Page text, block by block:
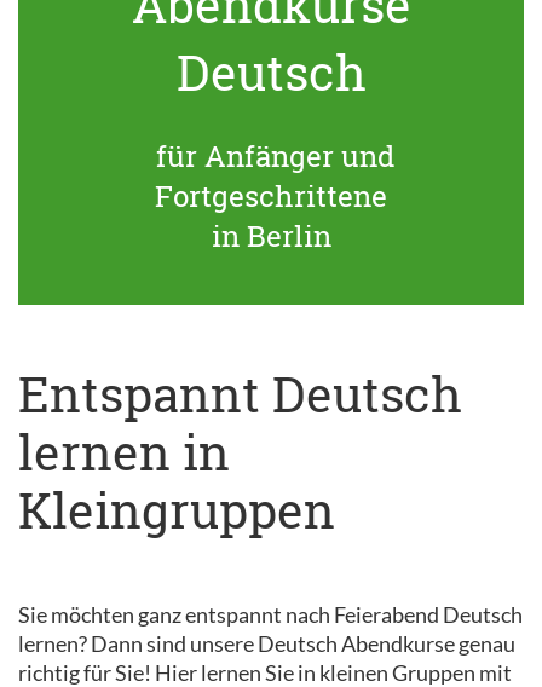
Deutsch
für Anfänger und
Fortgeschrittene
in Berlin
Entspannt Deutsch
lernen in
Kleingruppen
Sie möchten ganz entspannt nach Feierabend Deutsch
lernen? Dann sind unsere Deutsch Abendkurse genau
richtig für Sie! Hier lernen Sie in kleinen Gruppen mit